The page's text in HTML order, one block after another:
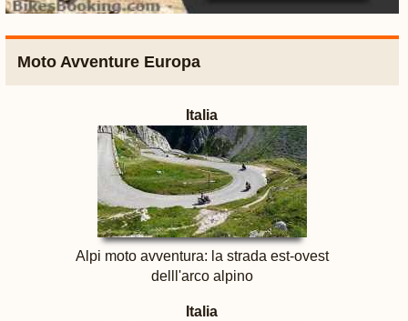
Moto Avventure Europa
Italia
Alpi moto avventura: la strada est-ovest
delll'arco alpino
Italia